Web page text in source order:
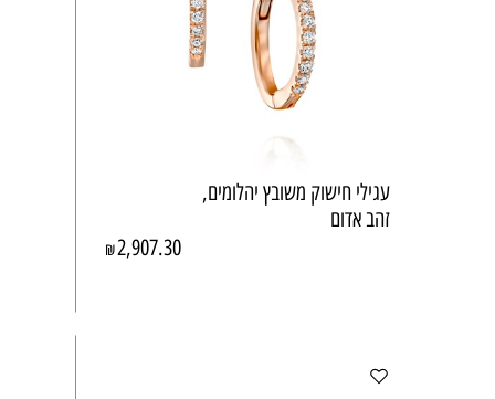
עגילי חישוק משובץ יהלומים,
זהב אדום
₪2,907.30